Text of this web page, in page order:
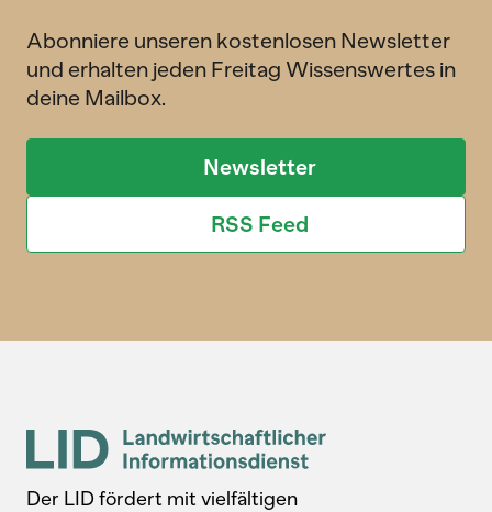
Abonniere unseren kostenlosen Newsletter
und erhalten jeden Freitag Wissenswertes in
deine Mailbox.
Newsletter
RSS Feed
Der LID fördert mit vielfältigen